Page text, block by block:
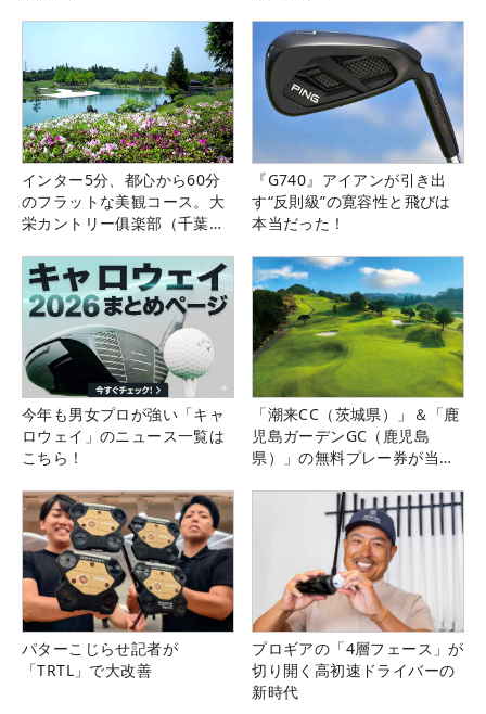
インター5分、都心から60分
のフラットな美観コース。大
栄カントリー俱楽部（千葉
『G740』アイアンが引き出
す“反則級”の寛容性と飛びは
本当だった！
今年も男女プロが強い「キャ
ロウェイ」のニュース一覧は
こちら！
「潮来CC（茨城県）」＆「鹿
児島ガーデンGC（鹿児島
県）」の無料プレー券が当た
パターこじらせ記者が
「TRTL」で大改善
プロギアの「4層フェース」が
切り開く高初速ドライバーの
新時代